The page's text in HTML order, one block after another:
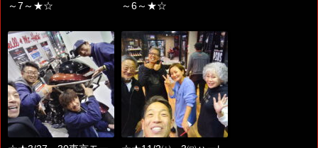
～7～★☆
～6～★☆